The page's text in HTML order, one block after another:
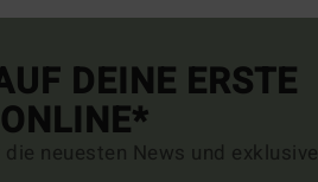
DEINE ERSTE
neuesten News und